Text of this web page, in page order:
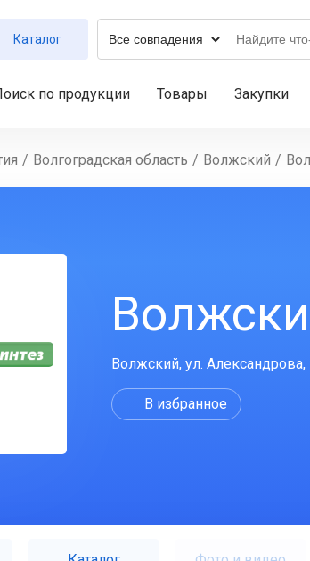
Каталог
по продукции Товары Закупки
/ Волгоградская область / Волжский /
Волжский, ул. Александрова,
В избранное